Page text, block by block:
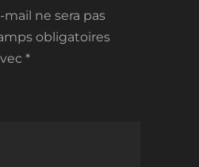
ne sera pas
obligatoires
*